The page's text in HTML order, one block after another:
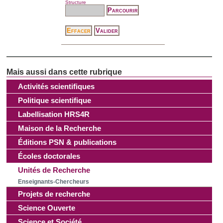
publicité et d'analyse, qui peuvent combiner celles-ci avec
ont collectées lors de votre utilisation de leurs services.
Activités scientifiques
Politique scientifique
Labellisation HRS4R
Maison de la Recherche
Éditions PSN & publications
Écoles doctorales
Unités de Recherche
Enseignants-Chercheurs
Projets de recherche
Science Ouverte
Structure